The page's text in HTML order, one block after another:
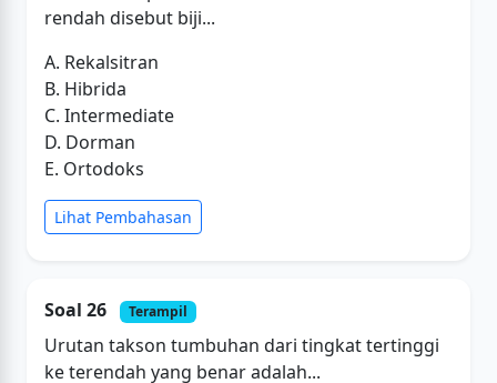
rendah disebut biji...
A. Rekalsitran
B. Hibrida
C. Intermediate
D. Dorman
E. Ortodoks
Lihat Pembahasan
Soal 26 Terampil
Urutan takson tumbuhan dari tingkat tertinggi
ke terendah yang benar adalah...